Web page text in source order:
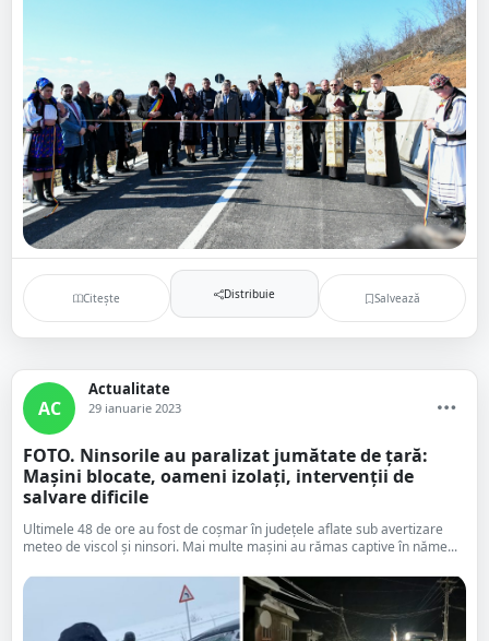
Citește Distribuie Salvează
AC
Actualitate
29 ianuarie 2023
FOTO. Ninsorile au paralizat jumătate de ţară:
Mașini blocate, oameni izolați, intervenții de
salvare dificile
Ultimele 48 de ore au fost de coşmar în judeţele aflate sub avertizare
meteo de viscol şi ninsori. Mai multe maşini au rămas captive în năme...